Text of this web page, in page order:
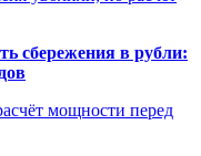
сбережения в рубли:
мощности перед